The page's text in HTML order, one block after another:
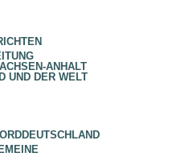
ANHALT
UND DER WELT